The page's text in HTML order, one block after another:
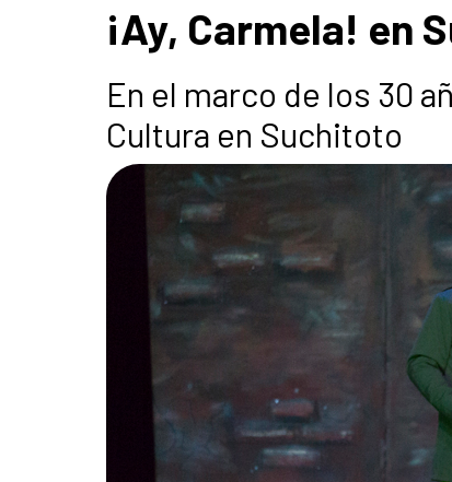
¡Ay, Carmela! en
En el marco de los 30
Cultura en Suchitoto